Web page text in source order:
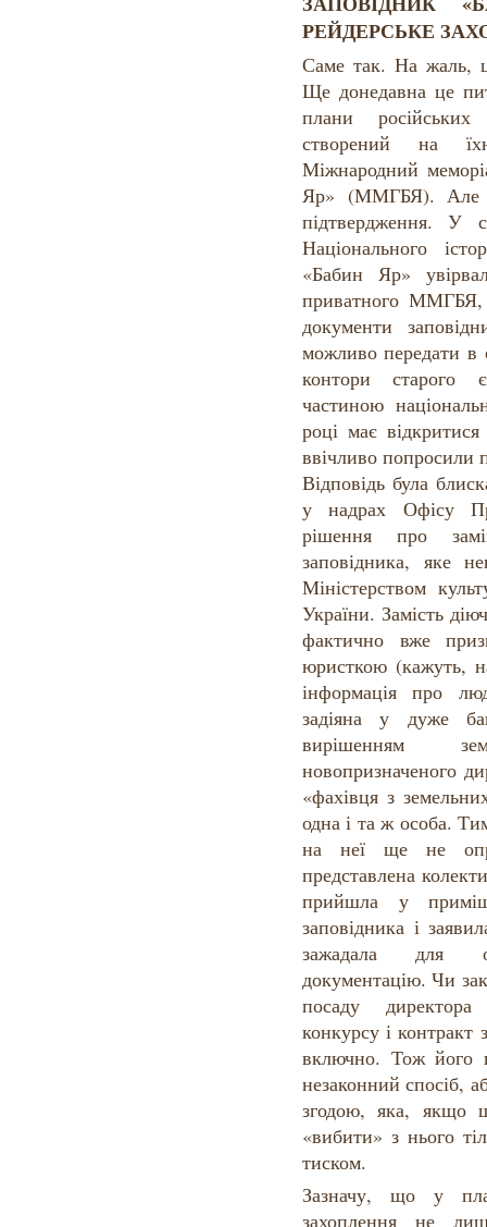
РЕЙДЕРСЬКЕ
Саме так. На жаль,
Ще донедавна це
плани
створений на
Міжнародний
Яр» (ММГБЯ). Але
підтвердження. У
Національного
«Бабин Яр»
приватного ММГБЯ,
документи
можливо передати в
контори старого
частиною
році має
ввічливо попросили
Відповідь була
у надрах Офісу
рішення про
заповідника, яке
Міністерством
України. Замість
фактично вже
юристкою (кажуть,
інформація про
задіяна у дуже
вирішенням
новопризначеного
«фахівця з
одна і та ж особа.
на неї ще не
представлена
прийшла у
заповідника і
зажадала для
документацію. Чи
посаду
конкурсу і
включно. Тож його
незаконний спосіб,
згодою, яка, якщо
«вибити» з нього
тиском.
Зазначу, що у
захоплення не